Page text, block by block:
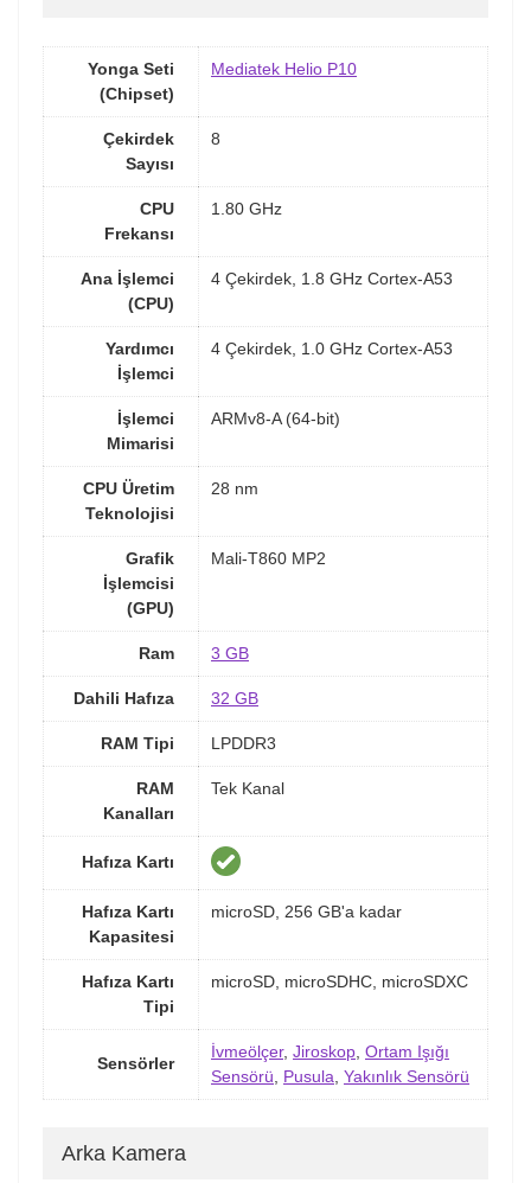
Yonga Seti
(Chipset)
Mediatek Helio P10
Çekirdek
Sayısı
8
CPU
Frekansı
1.80 GHz
Ana İşlemci
(CPU)
4 Çekirdek, 1.8 GHz Cortex-A53
Yardımcı
İşlemci
4 Çekirdek, 1.0 GHz Cortex-A53
İşlemci
Mimarisi
ARMv8-A (64-bit)
CPU Üretim
Teknolojisi
28 nm
Grafik
İşlemcisi
(GPU)
Mali-T860 MP2
Ram 3 GB
Dahili Hafıza 32 GB
RAM Tipi LPDDR3
RAM
Kanalları
Tek Kanal
Hafıza Kartı
Hafıza Kartı
Kapasitesi
microSD, 256 GB'a kadar
Hafıza Kartı
Tipi
microSD, microSDHC, microSDXC
Sensörler
İvmeölçer, Jiroskop Ortam Işığı
Sensörü
Pusula Yakınlık Sensörü
Arka Kamera